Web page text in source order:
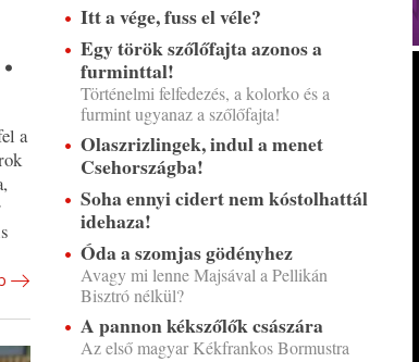
a
Itt a vége, fuss el véle?
Egy török szőlőfajta azonos a
furminttal!
Történelmi felfedezés, a kolorko és a
furmint ugyanaz a szőlőfajta!
Olaszrizlingek, indul a menet
Csehországba!
Soha ennyi cidert nem kóstolhattál
idehaza!
Óda a szomjas gödényhez
Avagy mi lenne Majsával a Pellikán
Bisztró nélkül?
A pannon kékszőlők császára
Az első magyar Kékfrankos Bormustra